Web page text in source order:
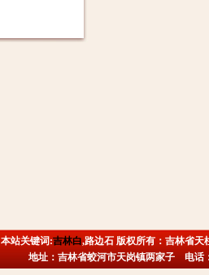
本站关键词:吉林白,路边石 版权所有：吉林省天
地址：吉林省蛟河市天岗镇两家子 电